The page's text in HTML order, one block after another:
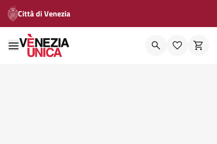
Città di Venezia